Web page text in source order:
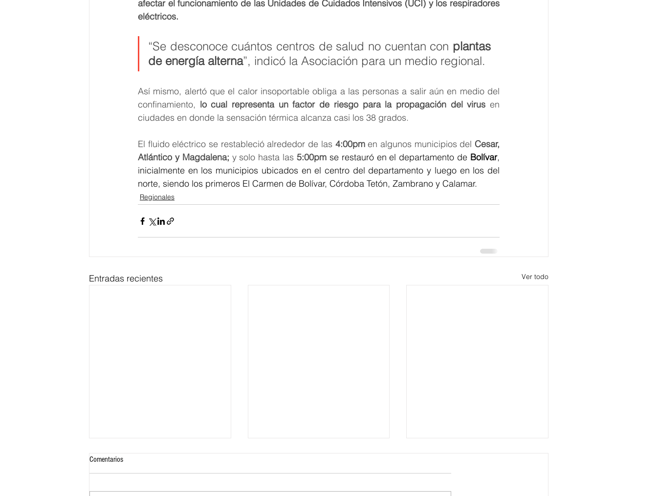
afectar el funcionamiento de las Unidades de Cuidados Intensivos (UCI) y los respiradores
eléctricos.
“Se desconoce cuántos centros de salud no cuentan con plantas
de energía alterna”, indicó la Asociación para un medio regional.
Así mismo, alertó que el calor insoportable obliga a las personas a salir aún en medio del
confinamiento, lo cual representa un factor de riesgo para la propagación del virus en
ciudades en donde la sensación térmica alcanza casi los 38 grados.
El fluido eléctrico se restableció alrededor de las 4:00pm en algunos municipios del Cesar,
Atlántico y Magdalena; y solo hasta las 5:00pm se restauró en el departamento de Bolívar,
inicialmente en los municipios ubicados en el centro del departamento y luego en los del
norte, siendo los primeros El Carmen de Bolívar, Córdoba Tetón, Zambrano y Calamar.
Regionales
Entradas recientes Ver todo
Comentarios